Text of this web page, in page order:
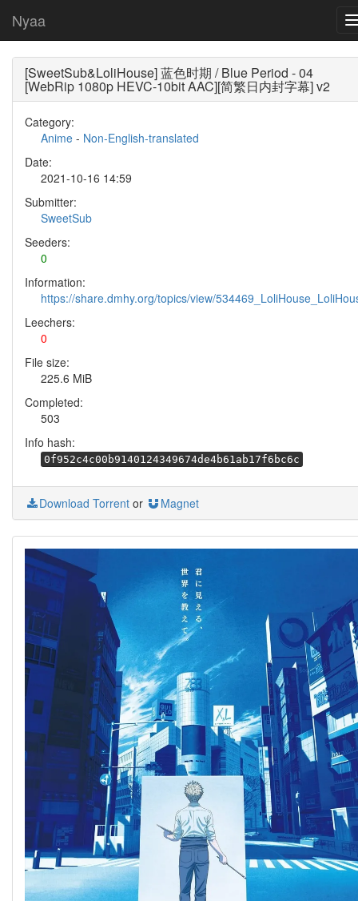
Nyaa
[SweetSub&LoliHouse] 蓝色时期 / Blue Period - 04
[WebRip 1080p HEVC-10bit AAC][简繁日内封字幕] v2
Category:
Anime - Non-English-translated
Date:
2021-10-16 14:59
Submitter:
SweetSub
Seeders:
0
Information:
https://share.dmhy.org/topics/view/
Leechers:
0
File size:
225.6 MiB
Completed:
503
Info hash:
0f952c4c00b9140124349674de4b61ab17f6bc6c
Download Torrent or Magnet